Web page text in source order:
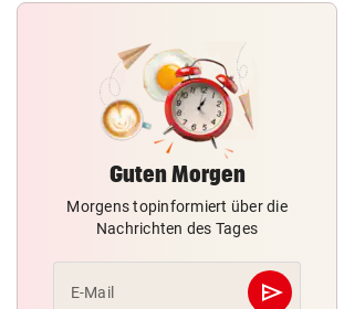
Guten Morgen
Morgens topinformiert über die
Nachrichten des Tages
E-Mail send
Abschicken